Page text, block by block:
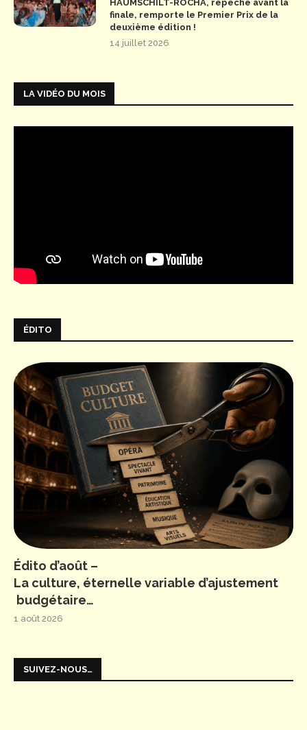
HAUMSCHILT-ROCHA, repêché avant la
finale, remporte le Premier Prix de la
deuxième édition !
14 juillet 2026
LA VIDÉO DU MOIS
ÉDITO
Édito d’août –
La culture, éternelle variable d’ajustement
budgétaire…
1 août 2026
SUIVEZ-NOUS…